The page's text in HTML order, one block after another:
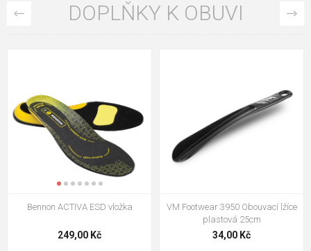
DOPLŇKY K OBUVI
VM Footwear 3009 Vkládací stélka
124,00 Kč
VM Footwear 3102 Tkaničky
ploché
18,70 Kč